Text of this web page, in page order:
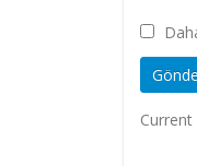
Current